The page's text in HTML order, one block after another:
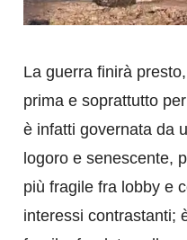
La guerra finirà
prima e soprattutto
è infatti governata da
logoro e senescente,
più fragile fra lobby e
interessi contrastanti;